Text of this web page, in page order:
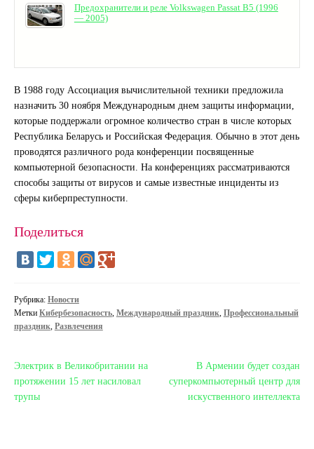
Предохранители и реле Volkswagen Passat B5 (1996
— 2005)
В 1988 году Ассоциация вычислительной техники предложила
назначить 30 ноября Международным днем защиты информации,
которые поддержали огромное количество стран в числе которых
Республика Беларусь и Российская Федерация. Обычно в этот день
проводятся различного рода конференции посвященные
компьютерной безопасности. На конференциях рассматриваются
способы защиты от вирусов и самые известные инциденты из
сферы киберпреступности.
Поделиться
Рубрика: Новости
Метки Кибербезопасность, Международный праздник, Профессиональный
праздник, Развлечения
Навигация
по
Предыдущая
запись:
Электрик в Великобритании на
протяжении 15 лет насиловал
трупы
Следующая
запись:
В Армении будет создан
суперкомпьютерный центр для
искуственного интеллекта